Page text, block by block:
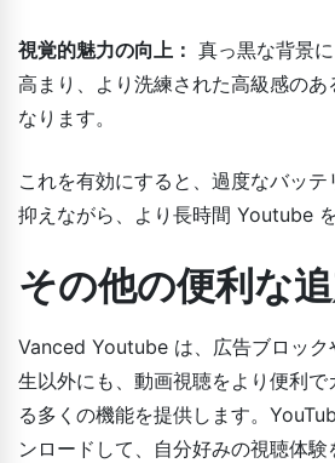
視覚的魅力の向上： 真っ黒な背景
高まり、より洗練された高級感のあ
なります。
これを有効にすると、過度なバッ
抑えながら、より長時間 Youtube
その他の便利な
Vanced Youtube は、広告ブロック
生以外にも、動画視聴をより便利
る多くの機能を提供します。
ンロードして、自分好みの視聴体